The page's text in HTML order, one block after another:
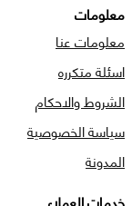
معلومات
معلومات عنا
اسئلة متكرره
الشروط والاحكام
سياسة الخصوصية
المدونة